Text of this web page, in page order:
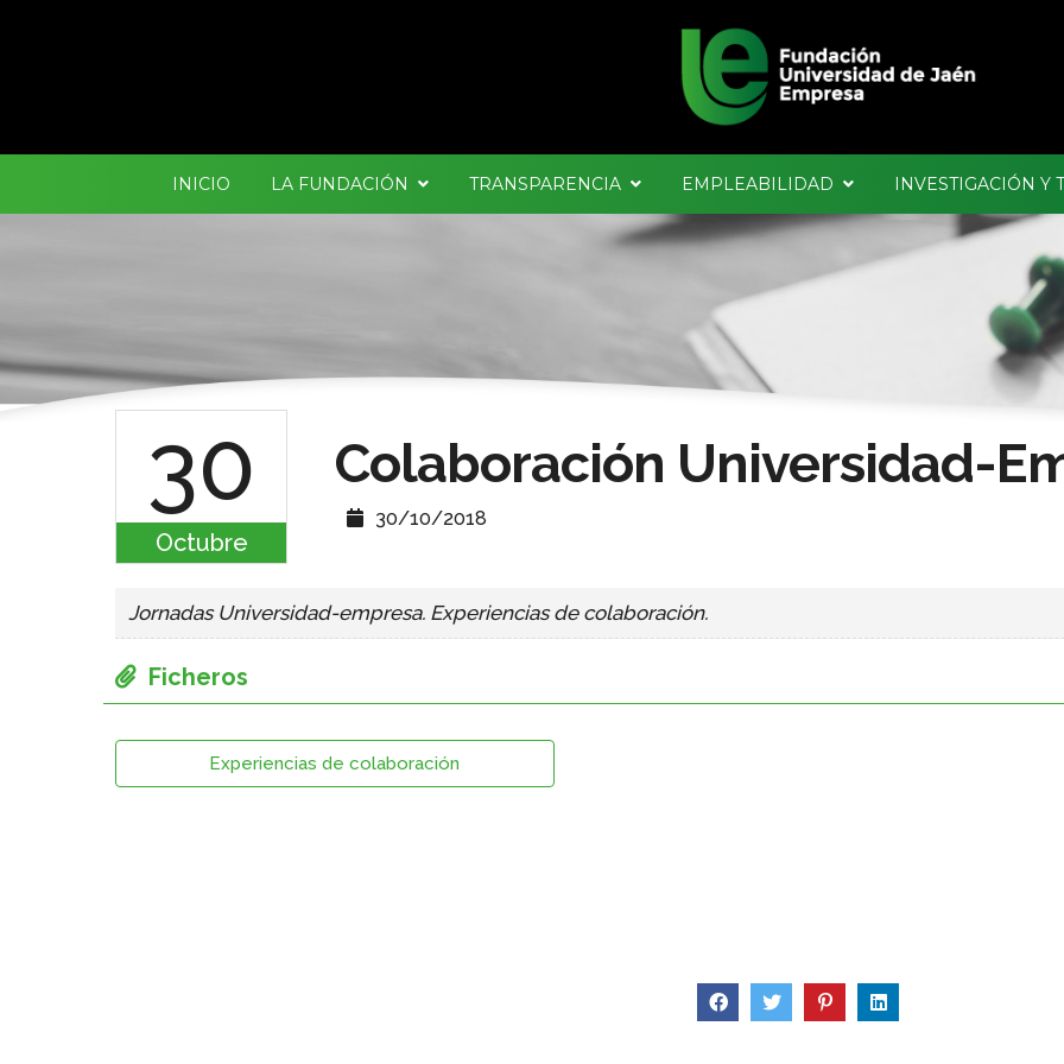
INICIO LA FUNDACIÓN TRANSPARENCIA EMPLEABILIDAD INVESTIGACIÓN Y
30
Octubre
Colaboración Universidad-
30/10/2018
Jornadas Universidad-empresa. Experiencias de colaboración.
Experiencias de colaboración